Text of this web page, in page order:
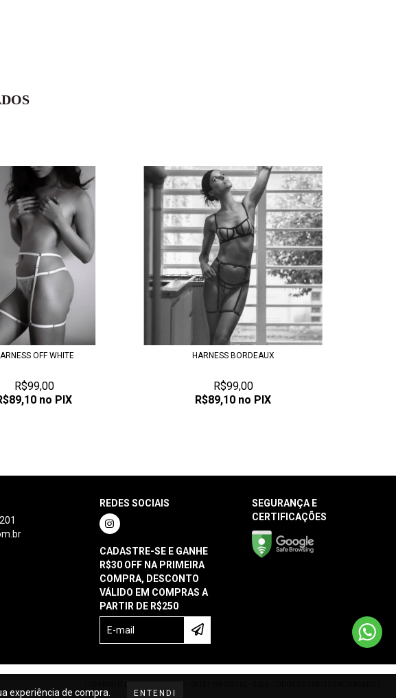
experiência de compra. ENTENDI
OFF WHITE
R$99,00
no PIX
HARNESS BORDEAUX
R$99,00
R$89,10 no PIX
REDES SOCIAIS
CADASTRE-SE E GANHE
R$30 OFF NA PRIMEIRA
COMPRA, DESCONTO
VÁLIDO EM COMPRAS A
PARTIR DE R$250
SEGURANÇA E
CERTIFICAÇÕES